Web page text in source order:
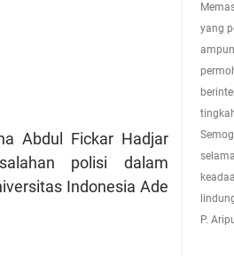
Abdul Fickar Hadjar
polisi dalam
Indonesia Ade
yang
P.